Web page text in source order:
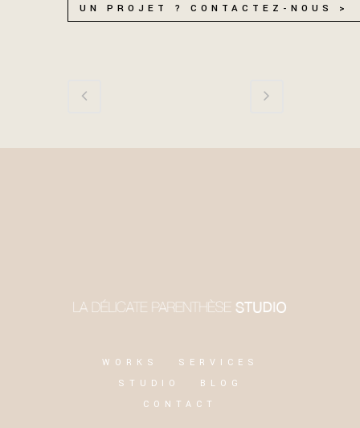
UN PROJET ? CONTACTEZ-NOUS >
WORKS
SERVICES
STUDIO
BLOG
CONTACT